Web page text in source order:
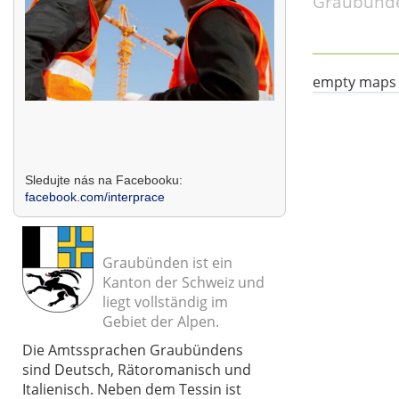
Sledujte nás na Facebooku:
facebook.com/interprace
Graubünden ist ein
Kanton der Schweiz und
liegt vollständig im
Gebiet der Alpen.
Die Amtssprachen Graubündens
sind Deutsch, Rätoromanisch und
Italienisch. Neben dem Tessin ist
empty maps